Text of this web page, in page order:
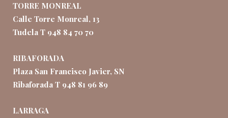
TORRE MONREAL
Calle Torre Monreal, 13
Tudela T 948 84 70 70
RIBAFORADA
Plaza San Francisco Javier, SN
Ribaforada T 948 81 96 89
LARRAGA